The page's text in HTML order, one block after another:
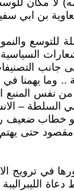
بن ابي
للتوسع
الى
.. وما
المنبع
السلطة –
هو خطاب
حتى
في ترويج